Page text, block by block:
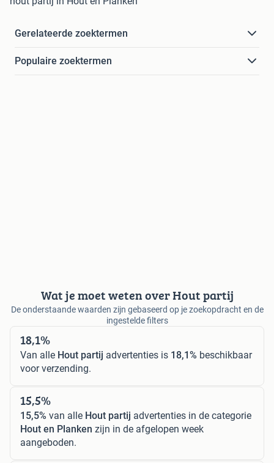
Gerelateerde zoektermen
Populaire zoektermen
Wat je moet weten over Hout partij
De onderstaande waarden zijn gebaseerd op je zoekopdracht en de
ingestelde filters
18,1%
Van alle Hout partij advertenties is 18,1% beschikbaar
voor verzending.
15,5%
15,5% van alle Hout partij advertenties in de categorie
Hout en Planken zijn in de afgelopen week
aangeboden.